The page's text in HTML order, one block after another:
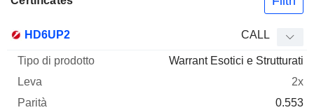
HD6UP2 CALL
Warrant Esotici e Strutturati
2x
0.553